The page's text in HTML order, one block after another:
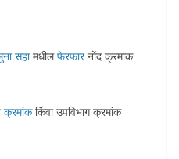
सहामधीलफेरफारनोंद क्रमांक
क्रमांककिंवा उपविभाग क्रमांक